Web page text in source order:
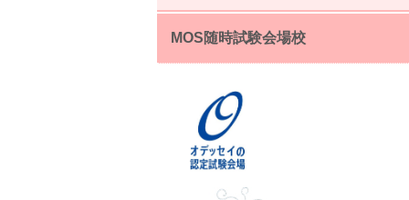
MOS随時試験会場校